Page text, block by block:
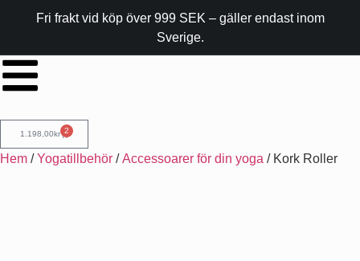
Fri frakt vid köp över 999 SEK – gäller endast inom
Sverige.
1.198,00kr 2
Hem /Yogatillbehör /Accessoarer för din yoga / Kork Roller